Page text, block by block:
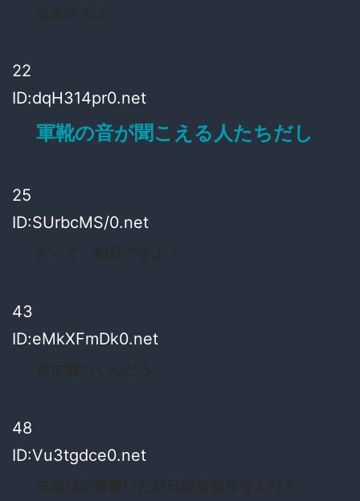
22
ID:dqH314pr0.net
軍靴の音が聞こえる人たちだし
25
ID:SUrbcMS/0.net
43
ID:eMkXFmDk0.net
48
ID:Vu3tgdce0.net